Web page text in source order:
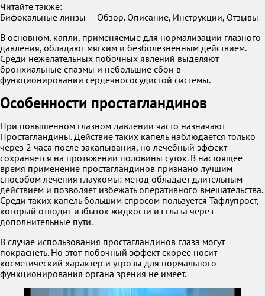
Читайте также:
Бифокальные линзы — Обзор. Описание, Инструкции, Отзывы
В основном, капли, применяемые для нормализации глазного
давления, обладают мягким и безболезненным действием.
Среди нежелательных побочных явлений выделяют
бронхиальные спазмы и небольшие сбои в
функционировании сердечнососудистой системы.
Особенности простагландинов
При повышенном глазном давлении часто назначают
Простагландины. Действие таких капель наблюдается только
через 2 часа после закапывания, но лечебный эффект
сохраняется на протяжении половины суток. В настоящее
время применение простагландинов признано лучшим
способом лечения глаукомы: метод обладает длительным
действием и позволяет избежать оперативного вмешательства.
Среди таких капель большим спросом пользуется Тафлупрост,
который отводит избыток жидкости из глаза через
дополнительные пути.
В случае использования простагландинов глаза могут
покраснеть. Но этот побочный эффект скорее носит
косметический характер и угрозы для нормального
функционирования органа зрения не имеет.